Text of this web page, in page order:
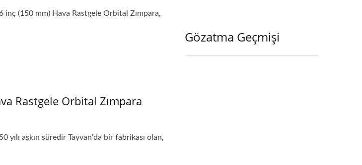
inç (150 mm) Hava Rastgele Orbital Zımpara,
Rastgele Orbital Zımpara
yılı aşkın süredir Tayvan'da bir fabrikası olan,
Gözatma Geçmişi